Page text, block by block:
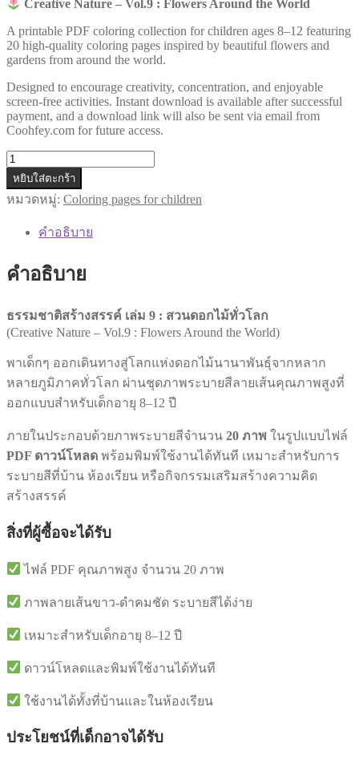
Creative Nature – Vol.9 : Flowers Around the World
A printable PDF coloring collection for children ages 8–12 featuring
20 high-quality coloring pages inspired by beautiful flowers and
gardens from around the world.
Designed to encourage creativity, concentration, and enjoyable
screen-free activities. Instant download is available after successful
payment, and a download link will also be sent via email from
Coohfey.com for future access.
จำนวน
AB009
ธรรมชาติ
เล่ม
9:
ดอกไม้
ทั่ว
โลก
Creative
Nature
Vol.9:
Around
the
World
ไฟล์
PDF
ชิ้น
หยิบใส่ตะกร้า
หมวดหมู่: Coloring pages for children
คำอธิบาย
คำอธิบาย
ธรรมชาติสร้างสรรค์ เล่ม 9 : สวนดอกไม้ทั่วโลก
(Creative Nature – Vol.9 : Flowers Around the World)
พาเด็กๆ ออกเดินทางสู่โลกแห่งดอกไม้นานาพันธุ์จากหลาก
หลายภูมิภาคทั่วโลก ผ่านชุดภาพระบายสีลายเส้นคุณภาพสูงที่
ออกแบบสำหรับเด็กอายุ 8–12 ปี
ภายในประกอบด้วยภาพระบายสีจำนวน 20 ภาพ ในรูปแบบไฟล์
PDF ดาวน์โหลด พร้อมพิมพ์ใช้งานได้ทันที เหมาะสำหรับการ
ระบายสีที่บ้าน ห้องเรียน หรือกิจกรรมเสริมสร้างความคิด
สร้างสรรค์
สิ่งที่ผู้ซื้อจะได้รับ
ไฟล์ PDF คุณภาพสูง จำนวน 20 ภาพ
ภาพลายเส้นขาว-ดำคมชัด ระบายสีได้ง่าย
เหมาะสำหรับเด็กอายุ 8–12 ปี
ดาวน์โหลดและพิมพ์ใช้งานได้ทันที
ใช้งานได้ทั้งที่บ้านและในห้องเรียน
ประโยชน์ที่เด็กอาจได้รับ